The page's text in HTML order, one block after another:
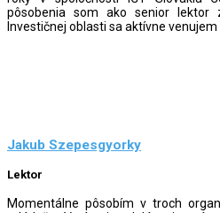
pôsobenia som ako senior lektor
Investičnej oblasti sa aktívne venujem
Jakub Szepesgyorky
Lektor
Momentálne pôsobím v troch